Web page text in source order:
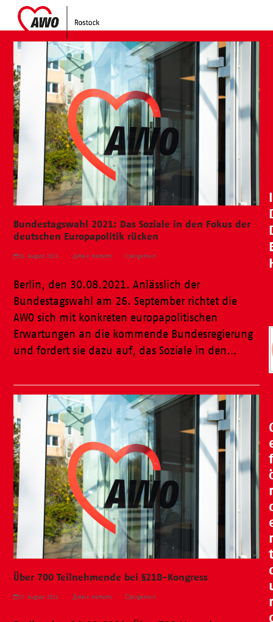
content
Open
mobile
menu
Close
mobile
menu
Bundestagswahl 2021: Das Soziale in den Fokus der
deutschen Europapolitik rücken
31. August 2021 Maik Herfurth Allgemein
Berlin, den 30.08.2021. Anlässlich der
Bundestagswahl am 26. September richtet die
AWO sich mit konkreten europapolitischen
Erwartungen an die kommende Bundesregierung
und fordert sie dazu auf, das Soziale in den…
Über 700 Teilnehmende bei §218-Kongress
27. August 2021 Maik Herfurth Allgemein
f
r
r
t
r